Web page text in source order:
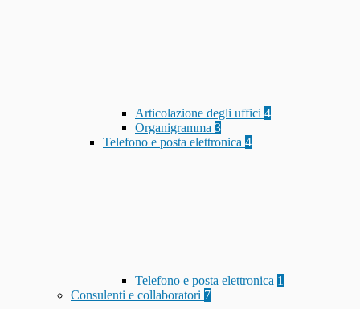
Articolazione degli uffici 4
Organigramma 3
Telefono e posta elettronica 4
Telefono e posta elettronica 1
Consulenti e collaboratori 7